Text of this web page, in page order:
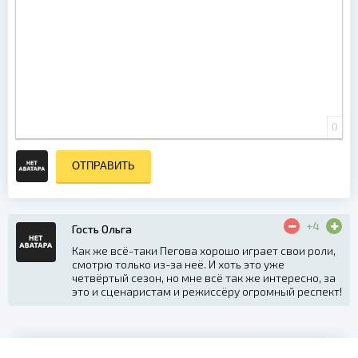
0
ОТПРАВИТЬ
Гость Ольга
+4
Как же всё-таки Пегова хорошо играет свои роли,
смотрю только из-за неё. И хоть это уже
четвёртый сезон, но мне всё так же интересно, за
это и сценаристам и режиссёру огромный респект!